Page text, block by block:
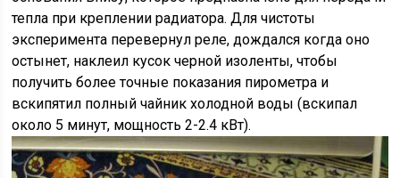
тепла при креплении радиатора. Для чистоты
эксперимента перевернул реле, дождался когда оно
остынет, наклеил кусок черной изоленты, чтобы
получить более точные показания пирометра и
вскипятил полный чайник холодной воды (вскипал
около 5 минут, мощность 2-2.4 кВт).